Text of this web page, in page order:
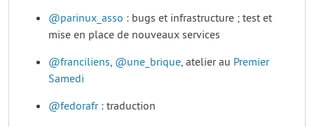
@parinux_asso : bugs et infrastructure ; test et
mise en place de nouveaux services
@franciliens, @une_brique, atelier au Premier
Samedi
@fedorafr: traduction